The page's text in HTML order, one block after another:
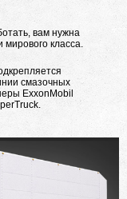
вам нужна
мирового класса.
смазочных
ExxonMobil